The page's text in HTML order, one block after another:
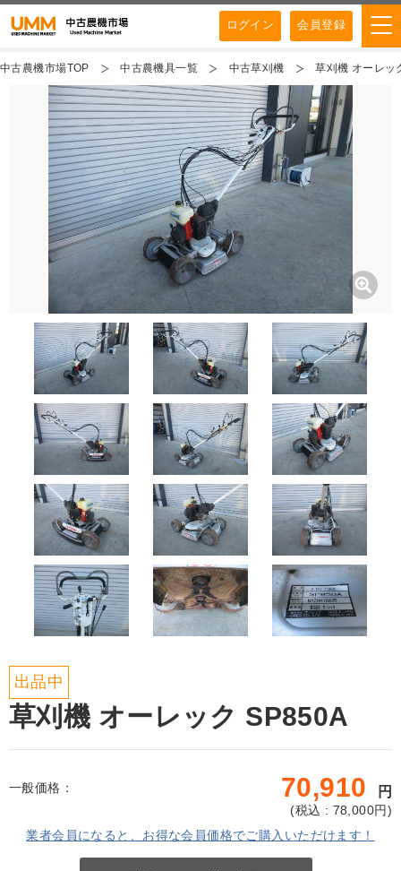
ログイン 会員登録
中古農機市場TOP 中古農機具一覧 中古草刈機 草刈機 オーレッ
出品中
草刈機 オーレック SP850A
一般価格： 70,910 円
(税込 : 78,000円)
業者会員になると、お得な会員価格でご購入いただけます！